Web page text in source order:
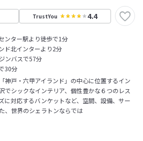
TrustYou 4.4
ンター駅より徒歩で1分
ド北インターより2分
ンバスで57分
30分
神戸・六甲アイランド」の中心に位置するイン
でシックなインテリア、個性豊かな６つのレス
に対応するバンケットなど、空間、設備、サー
、世界のシェラトンならでは